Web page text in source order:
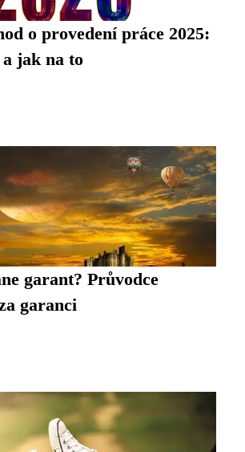
o provedení práce 2025:
a jak na to
garant? Průvodce
garanci